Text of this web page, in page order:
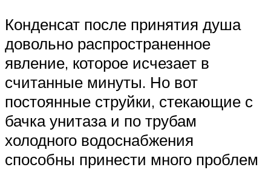
Конденсат после принятия душа
довольно распространенное
явление, которое исчезает в
считанные минуты. Но вот
постоянные струйки, стекающие с
бачка унитаза и по трубам
холодного водоснабжения
способны принести много проблем